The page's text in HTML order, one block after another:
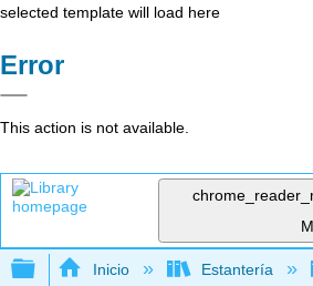
selected template will load here
Error
This action is not available.
Expandir/contraer
Inicio Estantería